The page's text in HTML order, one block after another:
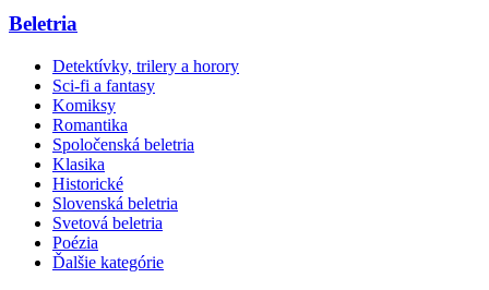
Beletria
Detektívky, trilery a horory
Sci-fi a fantasy
Komiksy
Romantika
Spoločenská beletria
Klasika
Historické
Slovenská beletria
Svetová beletria
Poézia
Ďalšie kategórie